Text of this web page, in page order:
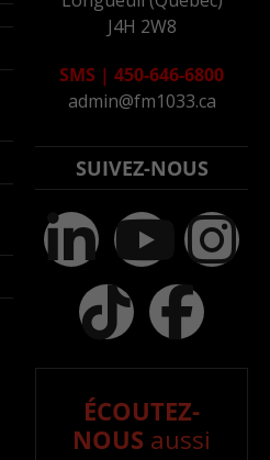
J4H 2W8
SMS | 450-646-6800
admin@fm1033.ca
SUIVEZ-NOUS
ÉCOUTEZ-
NOUS aussi